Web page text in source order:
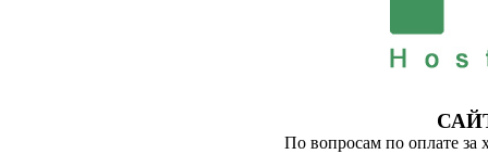
По вопросам по оплате за